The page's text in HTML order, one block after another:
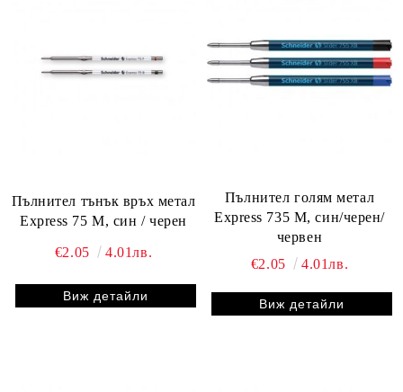
Пълнител тънък връх метал
Express 75 M, син / черен
€2.05 4.01лв.
Виж детайли
Пълнител голям метал
Express 735 M, син/черен/
червен
€2.05
4.01лв.
Виж детайли